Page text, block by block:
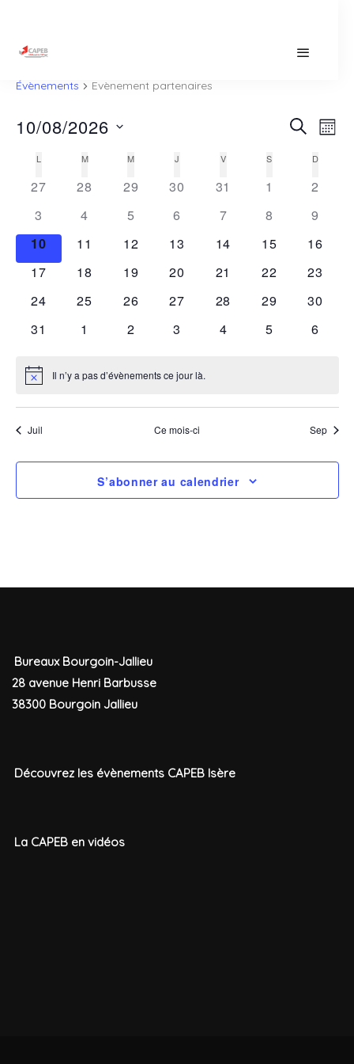
Evènement partenaires
Évènements Evènement partenaires
et
de
Mois
10/08/2026
Calendrier
de
Évènements
L M M J V S D
27 28 29 30 31 1
2
3
4 5 6 7 8
9
10
11 12 13 14 15
16
17
18 19 20 21 22
23
24
25 26 27 28 29
30
31
1 2 3 4 5 6
Notice Il n’y a pas d’évènements ce jour là.
Juil Ce mois-ci Sep
S’abonner au calendrier
Bureaux Bourgoin-Jallieu
28 avenue Henri Barbusse
38300 Bourgoin Jallieu
Découvrez les évènements CAPEB Isère
La CAPEB en vidéos